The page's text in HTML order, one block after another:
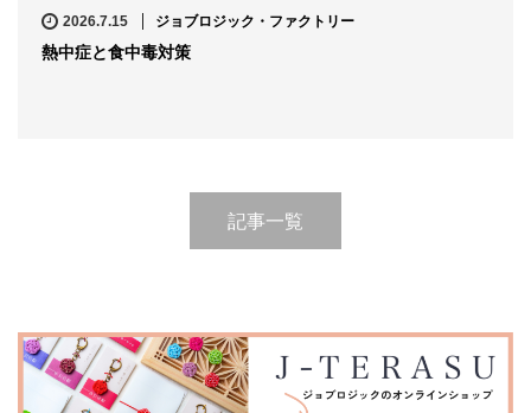
2026.7.15 ジョブロジック・ファクトリー
熱中症と食中毒対策
記事一覧